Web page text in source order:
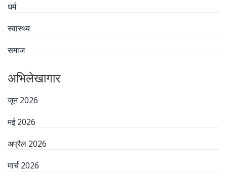
धर्म
स्वास्थ्य
समाज
अभिलेखागार
जून 2026
मई 2026
अप्रैल 2026
मार्च 2026